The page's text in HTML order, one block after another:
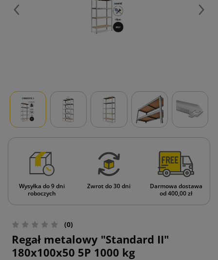
Poprzedni
Wysyłka do 9 dni
roboczych
Zwrot do 30 dni
Darmowa dostawa
od 400,00 zł
(0)
Regał metalowy "Standard II"
180x100x50 5P 1000 kg